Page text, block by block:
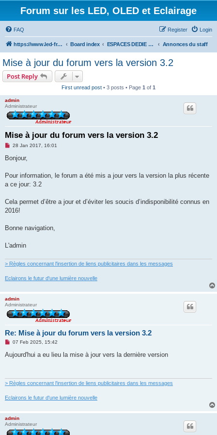
Forum sur les LED, OLED et Eclairage
FAQ Login
Register
https://www.led-fr.net Board index ESPACES DEDIE AUX MEMBRES Annonces du staff
Mise à jour du forum vers la version 3.2
Post Reply
First unread post • 3 posts • Page 1 of 1
admin
Administrateur
Mise à jour du forum vers la version 3.2
U
r
d
o
28 Jan 2017, 16:01
Bonjour,
Pour information, le forum a été mis a jour vers la version la plus récente
a ce jour: 3.2
Cela permet d’être a jour et d’éviter les soucis d’indisponibilité connus en
2016!
Bonne navigation,
L'admin
> Règles concernant l'insertion de liens publicitaires dans les messages
Eclairons le futur d'une lumière nouvelle
admin
Administrateur
Re: Mise à jour du forum vers la version 3.2
U
r
e
o
07 Feb 2025, 15:42
Aujourd'hui a eu lieu la mise à jour vers la dernière version
> Règles concernant l'insertion de liens publicitaires dans les messages
Eclairons le futur d'une lumière nouvelle
admin
Administrateur